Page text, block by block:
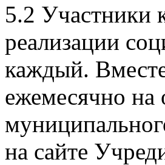
5.2 Участники
реализации
каждый.
ежемесячно на
на сайте